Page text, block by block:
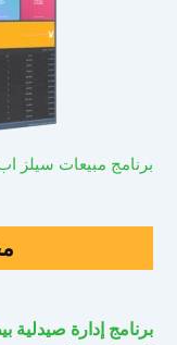
برنامج مبيعات سيلز
برنامج إدارة صيدلية